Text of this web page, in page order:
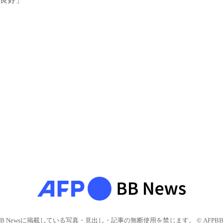
Newsに掲載している写真・見出し・記事の無断使用を禁じます。 © AFPBB